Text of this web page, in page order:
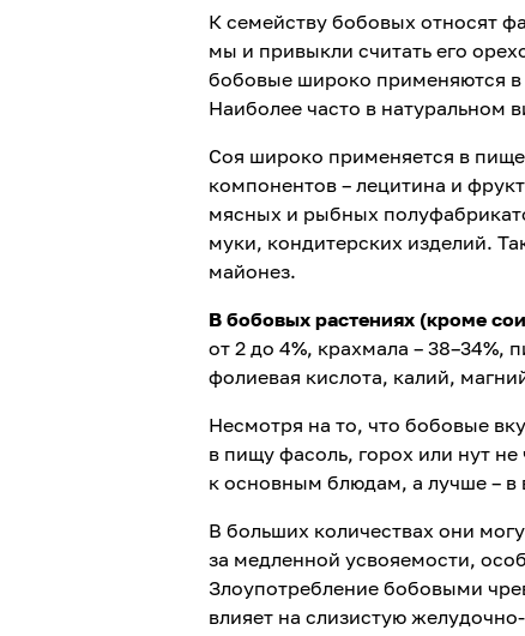
К семейству бобовых относят
мы и привыкли считать его
бобовые широко применяются в
Наиболее часто в натуральном
Соя широко применяется в
компонентов – лецитина и
мясных и рыбных
муки, кондитерских изделий.
майонез.
В бобовых растениях (кроме
от 2 до 4%, крахмала – 38–34%,
фолиевая кислота, калий,
Несмотря на то, что бобовые
в пищу фасоль, горох или нут
к основным блюдам, а лучше – в
В больших количествах они
за медленной усвояемости,
Злоупотребление бобовыми
влияет на слизистую